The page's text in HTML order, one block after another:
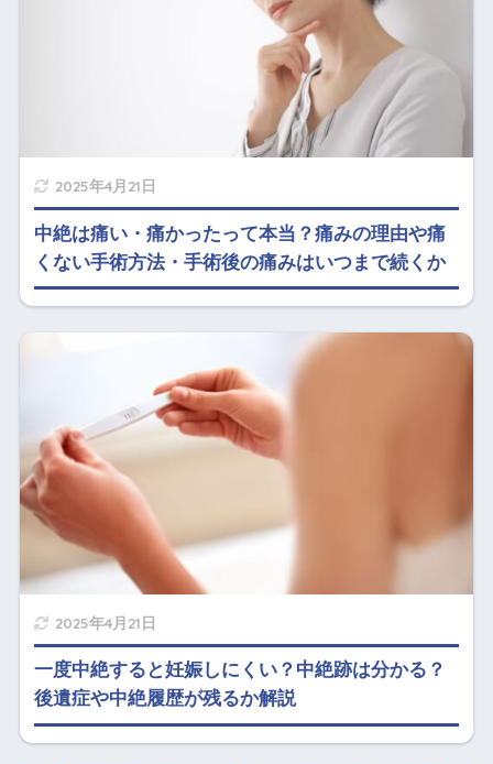
2025年4月21日
中絶は痛い・痛かったって本当？痛みの理由や痛
くない手術方法・手術後の痛みはいつまで続くか
2025年4月21日
一度中絶すると妊娠しにくい？中絶跡は分かる？
後遺症や中絶履歴が残るか解説